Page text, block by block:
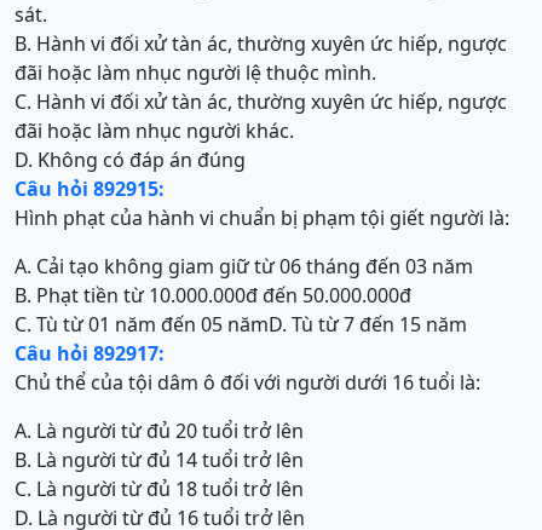
sát.
B. Hành vi đối xử tàn ác, thường xuyên ức hiếp, ngược
đãi hoặc làm nhục người lệ thuộc mình.
C. Hành vi đối xử tàn ác, thường xuyên ức hiếp, ngược
đãi hoặc làm nhục người khác.
D. Không có đáp án đúng
Câu hỏi 892915:
Hình phạt của hành vi chuẩn bị phạm tội giết người là:
A. Cải tạo không giam giữ từ 06 tháng đến 03 năm
B. Phạt tiền từ 10.000.000đ đến 50.000.000đ
C. Tù từ 01 năm đến 05 nămD. Tù từ 7 đến 15 năm
Câu hỏi 892917:
Chủ thể của tội dâm ô đối với người dưới 16 tuổi là:
A. Là người từ đủ 20 tuổi trở lên
B. Là người từ đủ 14 tuổi trở lên
C. Là người từ đủ 18 tuổi trở lên
D. Là người từ đủ 16 tuổi trở lên